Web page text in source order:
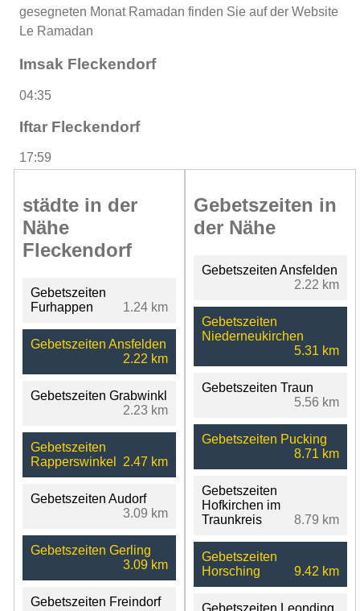
gesegneten Monat Ramadan finden Sie auf der Website
Le Ramadan
Imsak Fleckendorf
04:35
Iftar Fleckendorf
17:59
städte in der
Nähe
Fleckendorf
Gebetszeiten
Furhappen
1.24 km
Gebetszeiten Ansfelden
2.22 km
Gebetszeiten Grabwinkl
2.23 km
Gebetszeiten
Rapperswinkel
2.47 km
Gebetszeiten Audorf
3.09 km
Gebetszeiten Gerling
3.09 km
Gebetszeiten Freindorf
Gebetszeiten in
der Nähe
Gebetszeiten Ansfelden
2.22 km
Gebetszeiten
Niederneukirchen
5.31 km
Gebetszeiten Traun
5.56 km
Gebetszeiten Pucking
8.71 km
Gebetszeiten
Hofkirchen im
Traunkreis
8.79 km
Gebetszeiten
Horsching
9.42 km